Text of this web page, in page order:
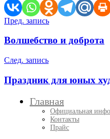
Навигация
по
Пред. запись
Волшебство и доброта
След. запись
Праздник для юных
Главная
Официальная
Контакты
Прайс